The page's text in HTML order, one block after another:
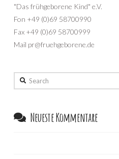
"Das frühgeborene Kind" e.V.
Fon +49 (0)69 58700990
Fax +49 (0)69 58700999
Mail pr@fruehgeborene.de
Search
Neueste Kommentare